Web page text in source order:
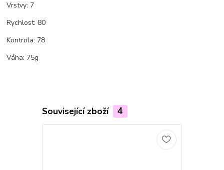
Vrstvy: 7
Rychlost: 80
Kontrola: 78
Váha: 75g
Související zboží 4